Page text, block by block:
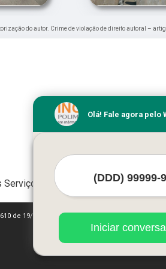
do autor. Crime de violação de direito autoral –
de 19/02/1998)
Olá! Fale agora pelo
Iniciar conversa